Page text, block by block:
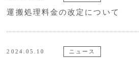
運搬処理料金の改定について
2024.05.10 ニュース